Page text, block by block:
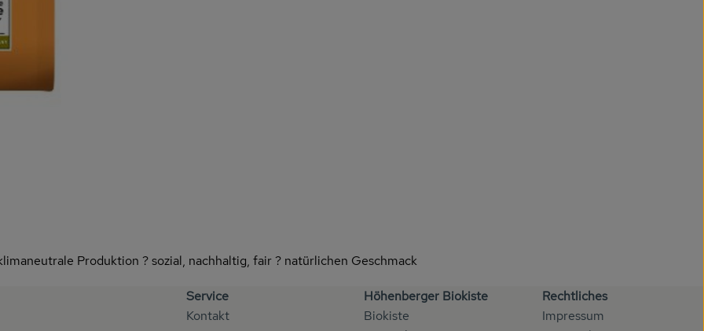
Produktion ? sozial, nachhaltig, fair ? natürlichen Geschmack
Service
Kontakt
Höhenberger Biokiste
Biokiste
Rechtliches
Impressum